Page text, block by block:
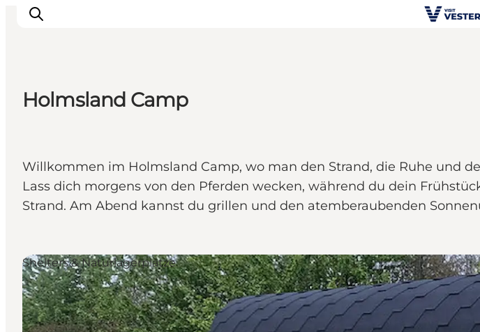
Unsere Städte
Essen & Übernachtung
Tickets kaufen
Holmsland Camp
Willkommen im Holmsland Camp, wo man den Strand, die Ruhe und
Lass dich morgens von den Pferden wecken, während du dein
Strand. Am Abend kannst du grillen und den atemberaubenden
Shelters & Naturlagerplätze